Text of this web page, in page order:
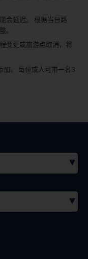
会延迟。 根据当日路
。
变更或旅游点取消，将
。
每位成人可带一名3
▾
▾